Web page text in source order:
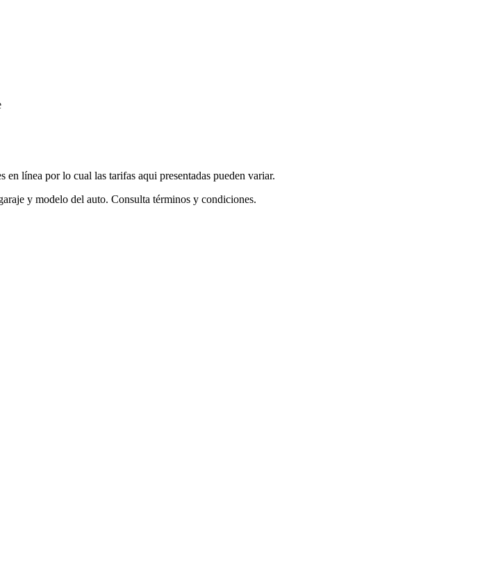
línea por lo cual las tarifas aqui presentadas pueden variar.
y modelo del auto. Consulta términos y condiciones.